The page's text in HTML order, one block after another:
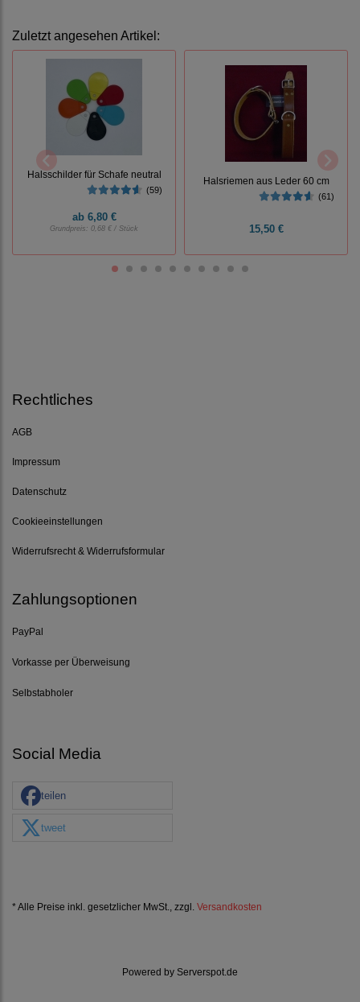
Zuletzt angesehen Artikel:
Halsschilder für Schafe neutral
(59)
ab6,80 €
Grundpreis: 0,68 € / Stück
Halsriemen aus Leder 60 cm
(61)
15,50 €
Rechtliches
AGB
Impressum
Datenschutz
Cookieeinstellungen
Widerrufsrecht & Widerrufsformular
Zahlungsoptionen
PayPal
Vorkasse per Überweisung
Selbstabholer
Social Media
teilen
tweet
* Alle Preise inkl. gesetzlicher MwSt., zzgl. Versandkosten
Powered by Serverspot.de